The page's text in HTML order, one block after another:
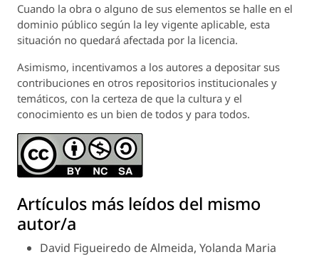
Cuando la obra o alguno de sus elementos se halle en el
dominio público según la ley vigente aplicable, esta
situación no quedará afectada por la licencia.
Asimismo, incentivamos a los autores a depositar sus
contribuciones en otros repositorios institucionales y
temáticos, con la certeza de que la cultura y el
conocimiento es un bien de todos y para todos.
Artículos más leídos del mismo
autor/a
David Figueiredo de Almeida, Yolanda Maria